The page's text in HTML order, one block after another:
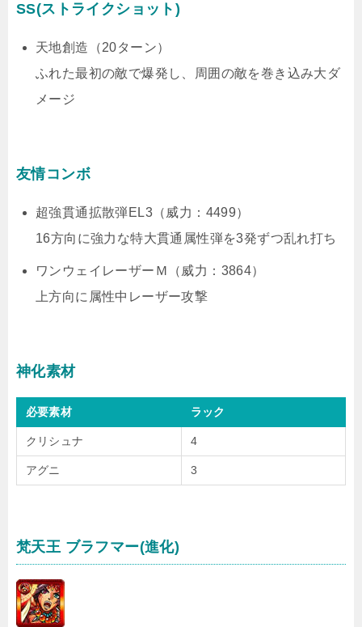
SS(ストライクショット)
天地創造（20ターン）
ふれた最初の敵で爆発し、周囲の敵を巻き込み大ダ
メージ
友情コンボ
超強貫通拡散弾EL3（威力：4499）
16方向に強力な特大貫通属性弾を3発ずつ乱れ打ち
ワンウェイレーザーＭ（威力：3864）
上方向に属性中レーザー攻撃
神化素材
必要素材 ラック
クリシュナ 4
アグニ 3
梵天王 ブラフマー(進化)